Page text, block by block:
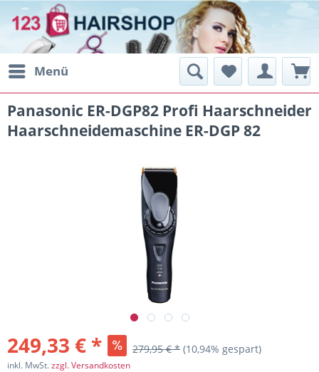
Menü
Panasonic ER-DGP82 Profi Haarschneider
Haarschneidemaschine ER-DGP 82
249,33 € * 279,95 € * (10,94% gespart)
inkl. MwSt.zzgl. Versandkosten